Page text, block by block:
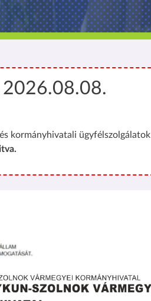
2026.08.08.
kormányhivatali ügyfélszolgálatok